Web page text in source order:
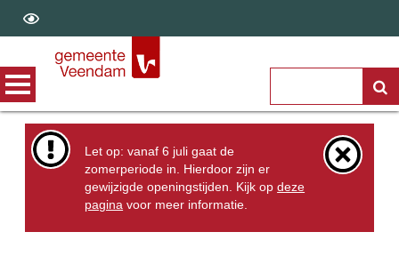
Let op: vanaf 6 juli gaat de
zomerperiode in. Hierdoor zijn er
gewijzigde openingstijden. Kijk opdeze
pagina voor meer informatie.